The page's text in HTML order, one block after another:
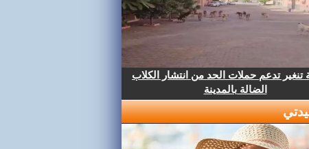
تنغير تدعم حملات الحد من انتشار الكلاب
الضالة بالمدينة